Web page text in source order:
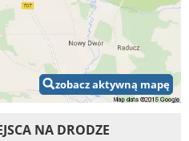
zobacz aktywną mapę
NA DRODZE